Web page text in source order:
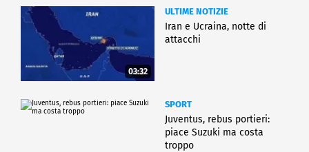
03:32
ULTIME NOTIZIE
Iran e Ucraina, notte di
attacchi
SPORT
Juventus, rebus portieri:
piace Suzuki ma costa
troppo